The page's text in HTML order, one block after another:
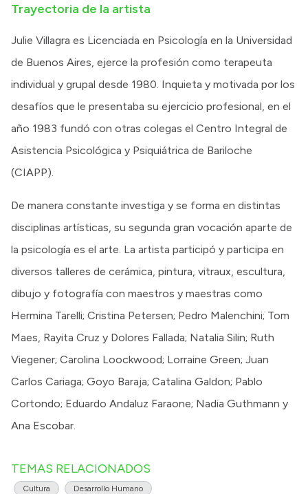
Trayectoria de la artista
Julie Villagra es Licenciada en Psicología en la Universidad
de Buenos Aires, ejerce la profesión como terapeuta
individual y grupal desde 1980. Inquieta y motivada por los
desafíos que le presentaba su ejercicio profesional, en el
año 1983 fundó con otras colegas el Centro Integral de
Asistencia Psicológica y Psiquiátrica de Bariloche
(CIAPP).
De manera constante investiga y se forma en distintas
disciplinas artísticas, su segunda gran vocación aparte de
la psicología es el arte. La artista participó y participa en
diversos talleres de cerámica, pintura, vitraux, escultura,
dibujo y fotografía con maestros y maestras como
Hermina Tarelli; Cristina Petersen; Pedro Malenchini; Tom
Maes, Rayita Cruz y Dolores Fallada; Natalia Silin; Ruth
Viegener; Carolina Loockwood; Lorraine Green; Juan
Carlos Cariaga; Goyo Baraja; Catalina Galdon; Pablo
Cortondo; Eduardo Andaluz Faraone; Nadia Guthmann y
Ana Escobar.
TEMAS RELACIONADOS
Cultura Desarrollo Humano